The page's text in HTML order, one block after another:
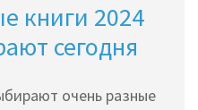
книги 2024
сегодня
очень разные